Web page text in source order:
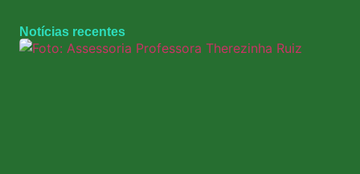
Notícias recentes